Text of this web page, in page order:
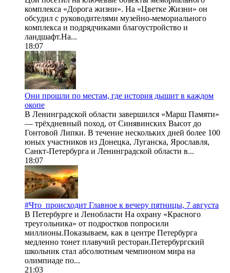
комплекса «Дорога жизни». На «Цветке Жизни» он
обсудил с руководителями музейно-мемориального
комплекса и подрядчиками благоустройство и
ландшафт.На...
18:07
Они прошли по местам, где история дышит в каждом
окопе
В Ленинградской области завершился «Марш Памяти»
— трёхдневный поход, от Синявинских Высот до
Гонтовой Липки. В течение нескольких дней более 100
юных участников из Донецка, Луганска, Ярославля,
Санкт-Петербурга и Ленинградской области в...
18:07
#Что_происходит Главное к вечеру пятницы, 7 августа
В Петербурге и Ленобласти На охрану «Красного
треугольника» от подростков попросили
миллионы.Показываем, как в центре Петербурга
медленно тонет плавучий ресторан.Петербургский
школьник стал абсолютным чемпионом мира на
олимпиаде по...
21:03